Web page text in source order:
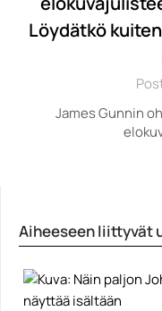
Löydätkö
James Gunnin
Aiheeseen liittyvät